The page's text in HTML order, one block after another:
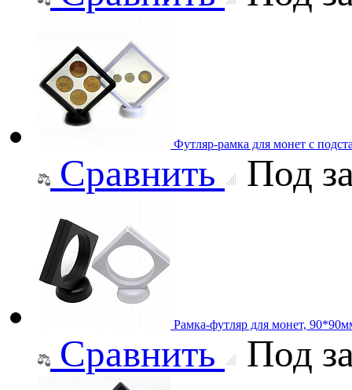
Футляр-рамка для монет с
Сравнить Под
Рамка-футляр для монет,
Сравнить Под